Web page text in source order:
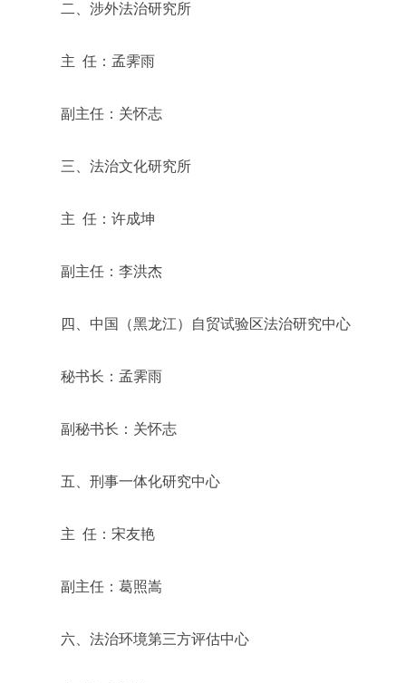
二、涉外法治研究所
主 任：孟霁雨
副主任：关怀志
三、法治文化研究所
主 任：许成坤
副主任：李洪杰
四、中国（黑龙江）自贸试验区法治研究中心
秘书长：孟霁雨
副秘书长：关怀志
五、刑事一体化研究中心
主 任：宋友艳
副主任：葛照嵩
六、法治环境第三方评估中心